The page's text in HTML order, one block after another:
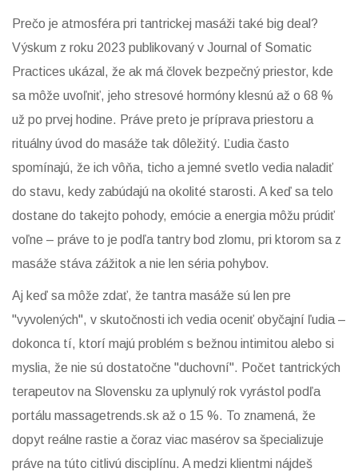
Prečo je atmosféra pri tantrickej masáži také big deal?
Výskum z roku 2023 publikovaný v Journal of Somatic
Practices ukázal, že ak má človek bezpečný priestor, kde
sa môže uvoľniť, jeho stresové hormóny klesnú až o 68 %
už po prvej hodine. Práve preto je príprava priestoru a
rituálny úvod do masáže tak dôležitý. Ľudia často
spomínajú, že ich vôňa, ticho a jemné svetlo vedia naladiť
do stavu, kedy zabúdajú na okolité starosti. A keď sa telo
dostane do takejto pohody, emócie a energia môžu prúdiť
voľne – práve to je podľa tantry bod zlomu, pri ktorom sa z
masáže stáva zážitok a nie len séria pohybov.
Aj keď sa môže zdať, že tantra masáže sú len pre
"vyvolených", v skutočnosti ich vedia oceniť obyčajní ľudia –
dokonca tí, ktorí majú problém s bežnou intimitou alebo si
myslia, že nie sú dostatočne "duchovní". Počet tantrických
terapeutov na Slovensku za uplynulý rok vyrástol podľa
portálu massagetrends.sk až o 15 %. To znamená, že
dopyt reálne rastie a čoraz viac masérov sa špecializuje
práve na túto citlivú disciplínu. A medzi klientmi nájdeš